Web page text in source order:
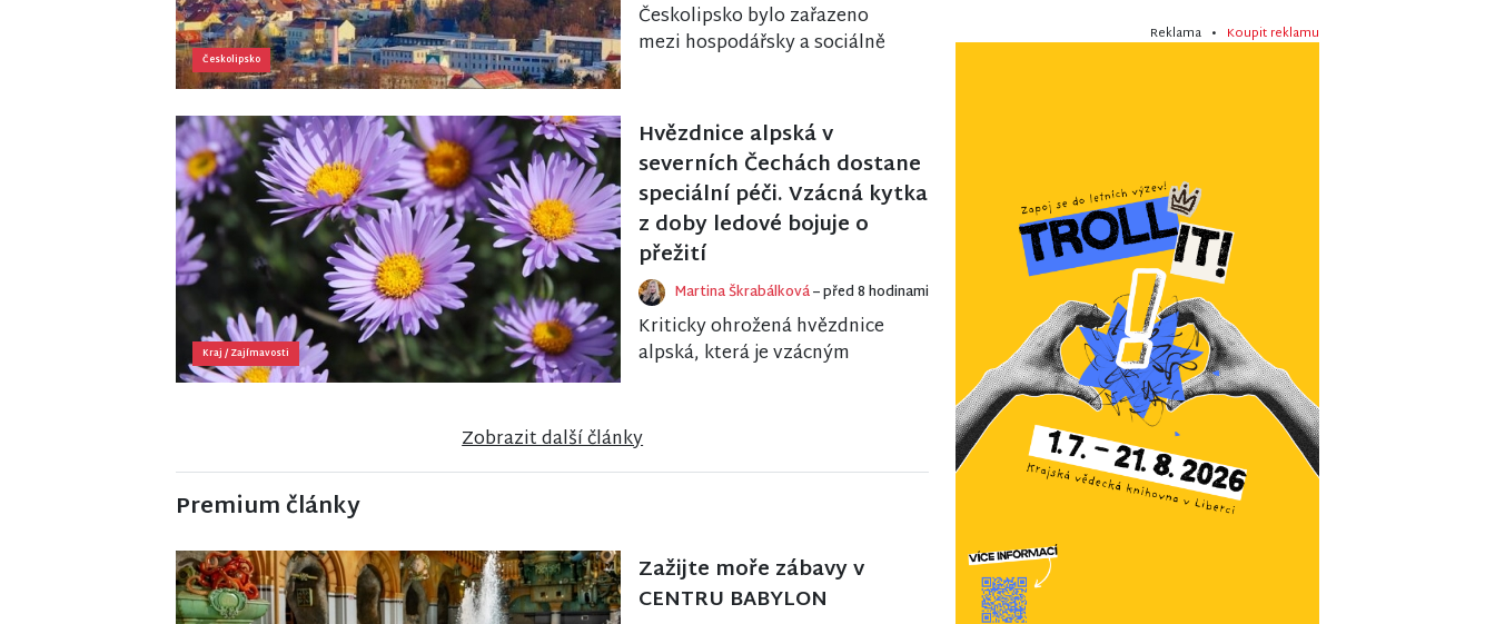
Českolipsko
Českolipsko bylo zařazeno
mezi hospodářsky a sociálně
výzvami, jako je vysoká zá...
Kraj /Zajímavosti
Hvězdnice alpská v
severních Čechách dostane
speciální péči. Vzácná kytka
z doby ledové bojuje o
přežití
Martina Škrabálková– před 8 hodinami
Kriticky ohrožená hvězdnice
alpská, která je vzácným
potýká s úbytkem. V...
Zobrazit další články
Premium články
Zažijte moře zábavy v
CENTRU BABYLON
Reklama • Koupit reklamu